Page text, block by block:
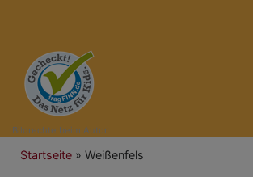
Bildrechte beim Autor
Breadcrumb
Startseite Weißenfels